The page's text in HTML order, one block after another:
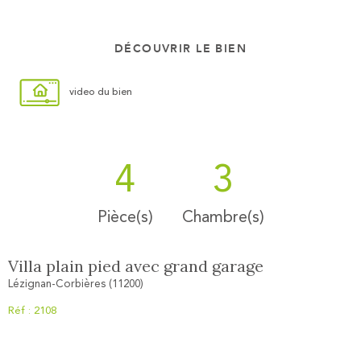
DÉCOUVRIR LE BIEN
video du bien
4
Pièce(s)
3
Chambre(s)
Villa plain pied avec grand garage
Lézignan-Corbières (11200)
Réf : 2108